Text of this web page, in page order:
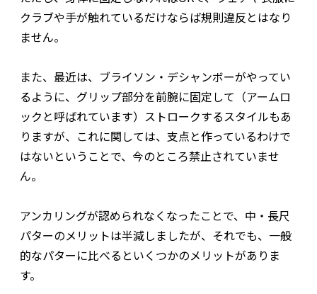
クラブや手が触れているだけならば規則違反とはなり
ません。
また、最近は、ブライソン・デシャンボーがやってい
るように、グリップ部分を前腕に固定して（アームロ
ックと呼ばれています）ストロークするスタイルもあ
りますが、これに関しては、支点と作っているわけで
はないということで、今のところ禁止されていませ
ん。
アンカリングが認められなくなったことで、中・長尺
パターのメリットは半減しましたが、それでも、一般
的なパターに比べるといくつかのメリットがありま
す。